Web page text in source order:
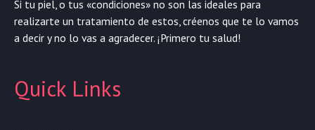
Si tu piel, o tus «condiciones» no son las ideales para
realizarte un tratamiento de estos, créenos que te lo vamos
a decir y no lo vas a agradecer. ¡Primero tu salud!
Quick Links